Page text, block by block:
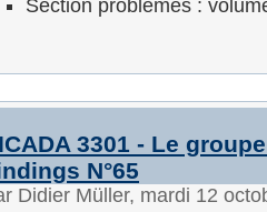
Section problèmes :
3301 - Le
N°65
Didier Müller, mardi 12